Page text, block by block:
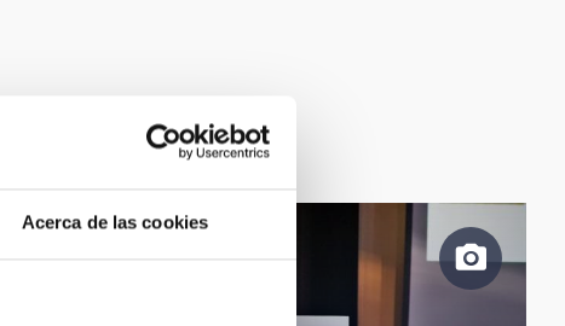
Acerca de las cookies